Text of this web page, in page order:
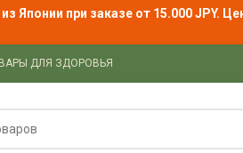
из Японии при заказе от 15.000 JPY.
ДЛЯ ЗДОРОВЬЯ